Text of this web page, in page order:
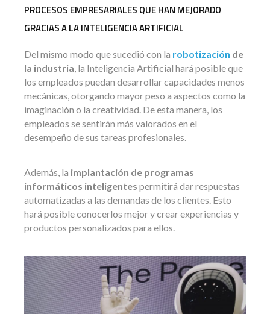
PROCESOS EMPRESARIALES QUE HAN MEJORADO
GRACIAS A LA INTELIGENCIA ARTIFICIAL
Del mismo modo que sucedió con la robotización de
la industria , la Inteligencia Artificial hará posible que
los empleados puedan desarrollar capacidades menos
mecánicas, otorgando mayor peso a aspectos como la
imaginación o la creatividad. De esta manera, los
empleados se sentirán más valorados en el
desempeño de sus tareas profesionales.
Además, la implantación de programas
informáticos inteligentes permitirá dar respuestas
automatizadas a las demandas de los clientes. Esto
hará posible conocerlos mejor y crear experiencias y
productos personalizados para ellos.